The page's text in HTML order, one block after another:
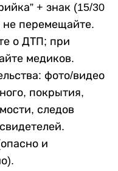
+ знак (15/30
перемещайте.
о ДТП; при
медиков.
фото/видео
покрытия,
следов
и